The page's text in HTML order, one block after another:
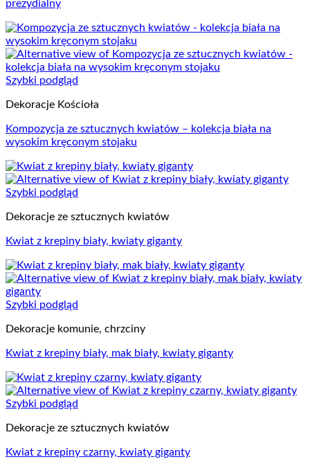
prezydialny
Szybki podgląd
Dekoracje Kościoła
Kompozycja ze sztucznych kwiatów – kolekcja biała na
wysokim kręconym stojaku
Szybki podgląd
Dekoracje ze sztucznych kwiatów
Kwiat z krepiny biały, kwiaty giganty
Szybki podgląd
Dekoracje komunie, chrzciny
Kwiat z krepiny biały, mak biały, kwiaty giganty
Szybki podgląd
Dekoracje ze sztucznych kwiatów
Kwiat z krepiny czarny, kwiaty giganty